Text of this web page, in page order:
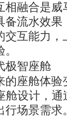
融合是
流水效
交互能力
极智座舱
座舱体验
舱设计，
行场景需求